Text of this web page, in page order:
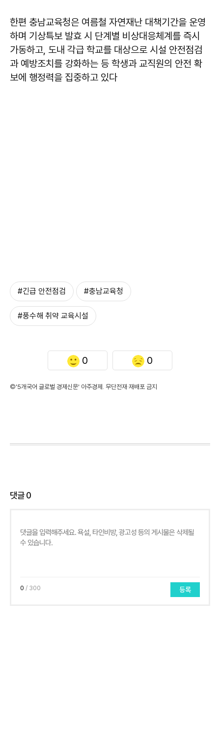
한편 충남교육청은 여름철 자연재난 대책기간을 운영
하며 기상특보 발효 시 단계별 비상대응체계를 즉시
가동하고, 도내 각급 학교를 대상으로 시설 안전점검
과 예방조치를 강화하는 등 학생과 교직원의 안전 확
보에 행정력을 집중하고 있다
#긴급 안전점검 #충남교육청
#풍수해 취약 교육시설
0 0
©'5개국어 글로벌 경제신문' 아주경제. 무단전재·재배포 금지
댓글0
0 / 300 등록